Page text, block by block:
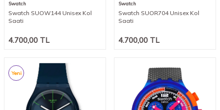
Swatch
Swatch SUOW144 Unisex Kol
Saati
4.700,00 TL
Swatch
Swatch SUOR704 Unisex Kol
Saati
4.700,00 TL
Yeni